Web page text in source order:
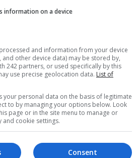
a lui
fost demis prin
UDMR
Guvernul României condus de
Orban a fost demis în urmă cu
minute după ce PSD și UDMR
Scris de Mihai Diaconu- miercuri, 5
POLITICA
Network S.R.L - Interzisă copierea conținutului
information on a device
and information from your device
other device data) may be stored by,
242 partners, or used specifically by this
use precise geolocation data. List of
your personal data on the basis of legitimate
to by managing your options below. Look
page or in the site menu to manage or
and cookie settings.
Consent